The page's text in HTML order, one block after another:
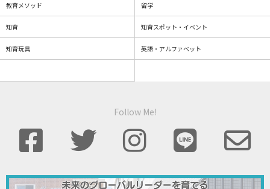
教育メソッド 留学
知育 知育スポット・イベント
知育玩具 英語・アルファベット
Follow Me!